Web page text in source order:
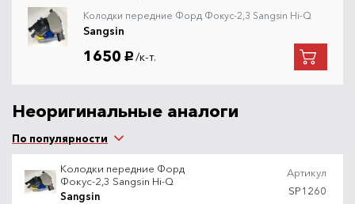
Колодки передние Форд Фокус-2,3 Sangsin Hi-Q
Sangsin
1650 руб. /к-т.
Неоригинальные аналоги
По популярности
Колодки передние Форд
Фокус-2,3 Sangsin Hi-Q
Sangsin
Артикул
SP1260